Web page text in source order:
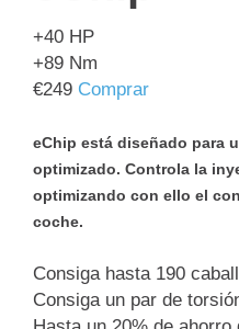
+40 HP
+89 Nm
€249 Comprar
eChip está diseñado para
optimizado. Controla la
optimizando con ello el
coche.
Consiga hasta 190
Consiga un par de